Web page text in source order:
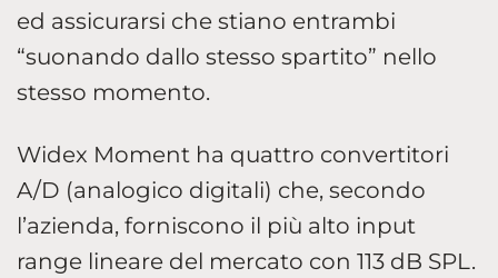
ed assicurarsi che stiano entrambi
“suonando dallo stesso spartito” nello
stesso momento.
Widex Moment ha quattro convertitori
A/D (analogico digitali) che, secondo
l’azienda, forniscono il più alto input
range lineare del mercato con 113 dB SPL.